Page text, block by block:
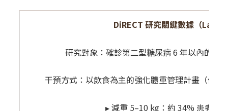
DiRECT 研究關鍵數據（
研究對象：確診第二型糖尿病 6 年以內的患
干預方式：以飲食為主的強化體重管理計畫（低
▸ 減重 5–10 kg：約 34% 患者達